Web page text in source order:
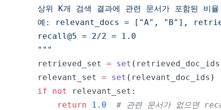
    """
    retrieved_set
= set ( retrieved_doc_ids
    relevant_set
= set ( relevant_doc_ids )
if
not relevant_set :
return
1.0
# 관련 문서가 없으면